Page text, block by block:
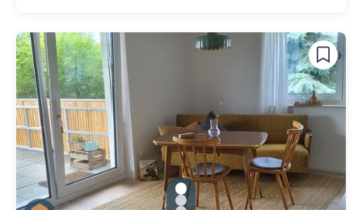
gallery.slide_selector
Zu Slide 1 wechseln